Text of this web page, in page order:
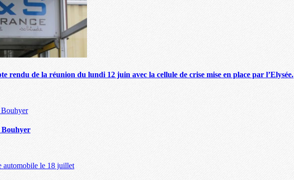
rendu de la réunion du lundi 12 juin avec la cellule de crise mise en place par l’Elysée.
Bouhyer